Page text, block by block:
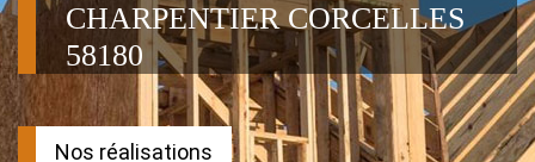
CHARPENTIER CORCELLES
58180
Nos réalisations